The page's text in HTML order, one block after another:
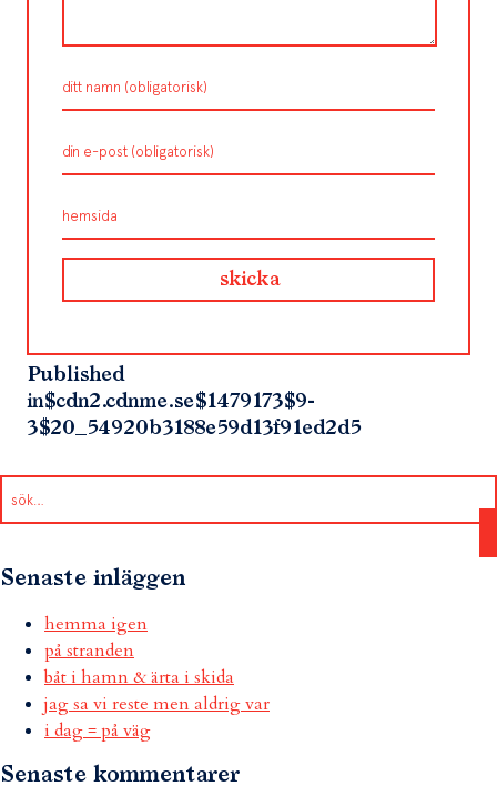
Published
in$cdn2.cdnme.se$1479173$9-
3$20_54920b3188e59d13f91ed2d5
Senaste inläggen
hemma igen
på stranden
båt i hamn & ärta i skida
jag sa vi reste men aldrig var
i dag = på väg
Senaste kommentarer